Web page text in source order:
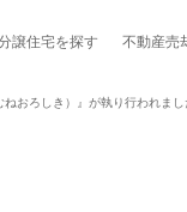
譲住宅を探す 不動産売
おろしき）』が執り行われまし